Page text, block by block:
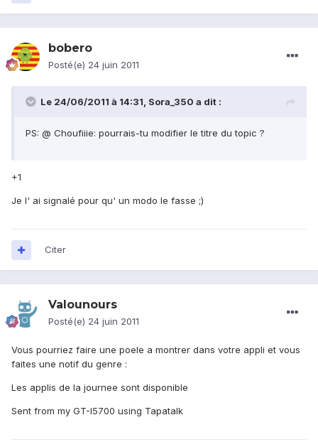
bobero
Posté(e) 24 juin 2011
Le 24/06/2011 à 14:31, Sora_350 a dit :
PS: @ Choufiiie: pourrais-tu modifier le titre du topic ?
+1
Je l' ai signalé pour qu' un modo le fasse ;)
Citer
Valounours
Posté(e) 24 juin 2011
Vous pourriez faire une poele a montrer dans votre appli et vous
faites une notif du genre :
Les applis de la journee sont disponible
Sent from my GT-I5700 using Tapatalk